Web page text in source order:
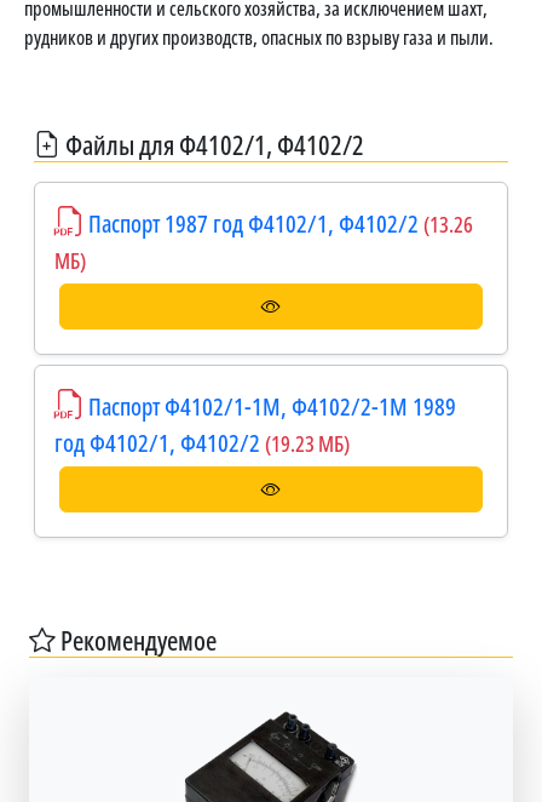
промышленности и сельского хозяйства, за исключением шахт,
рудников и других производств, опасных по взрыву газа и пыли.
Файлы для Ф4102/1, Ф4102/2
Паспорт 1987 год Ф4102/1, Ф4102/2 (13.26
МБ)
Паспорт Ф4102/1-1М, Ф4102/2-1М 1989
год Ф4102/1, Ф4102/2 (19.23 МБ)
Рекомендуемое